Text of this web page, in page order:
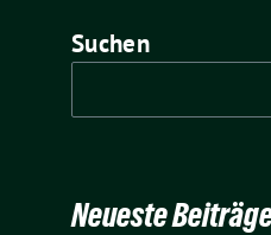
Suchen
Neueste